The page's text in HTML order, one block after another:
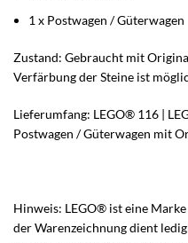
1 x Postwagen / Güterwagen
Zustand: Gebraucht mit
Verfärbung der Steine ist
Lieferumfang: LEGO® 116 |
Postwagen / Güterwagen mit
Hinweis: LEGO® ist eine
der Warenzeichnung dient